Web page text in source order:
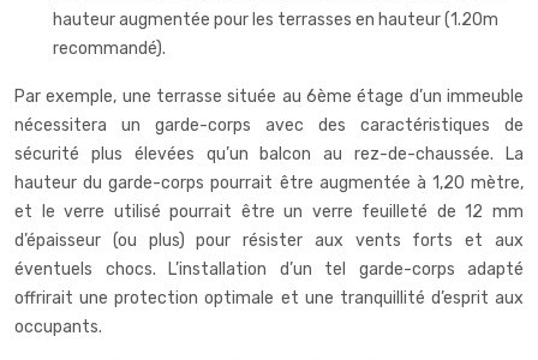
hauteur augmentée pour les terrasses en hauteur (1.20m
recommandé).
Par exemple, une terrasse située au 6ème étage d’un immeuble
nécessitera un garde-corps avec des caractéristiques de
sécurité plus élevées qu’un balcon au rez-de-chaussée. La
hauteur du garde-corps pourrait être augmentée à 1,20 mètre,
et le verre utilisé pourrait être un verre feuilleté de 12 mm
d’épaisseur (ou plus) pour résister aux vents forts et aux
éventuels chocs. L’installation d’un tel garde-corps adapté
offrirait une protection optimale et une tranquillité d’esprit aux
occupants.